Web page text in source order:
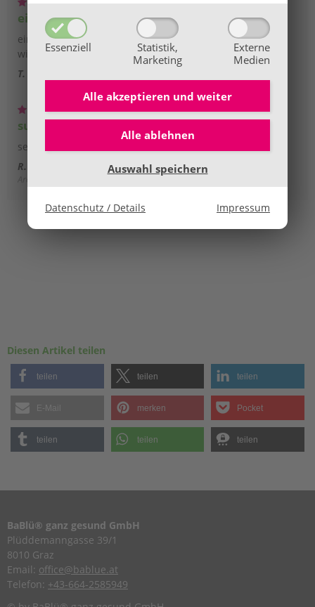
Essenziell
Statistik,
Marketing
Externe
Medien
Alle akzeptieren und weiter
Alle ablehnen
Auswahl speichern
Datenschutz / Details Impressum
einmaliges Seminar
einmaliges Seminar mit toller Praxiserfahrung! Gerne
wieder!
T. M.
super Kurs
R. B.
Aromatherapie - Aromapflege - Kosmetikherstellung
Diesen Artikel teilen
teilen teilen teilen
E-Mail merken Pocket
teilen teilen teilen
BaBlü® ganz gesund GmbH
Plüddemanngasse 39/1
8010 Graz
Email: office@bablue.at
Telefon: +43-664-2585949